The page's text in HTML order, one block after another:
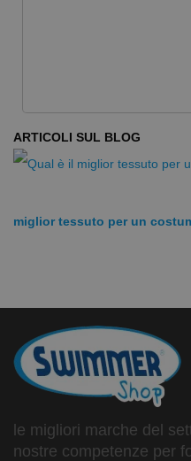
ARTICOLI SUL BLOG
miglior tessuto per un
le migliori marche del
nostre competenze per